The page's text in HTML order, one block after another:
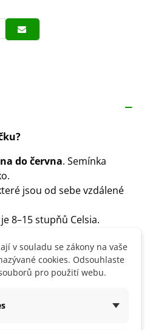
do června. Semínka
jsou od sebe vzdálené
8–15 stupňů Celsia.
,
živinami.
zálivka.
v souladu se zákony na vaše
cookies. Odsouhlaste
pro použití webu.